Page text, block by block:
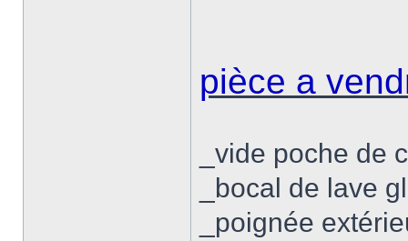
pièce a
_vide poche de
_bocal de lave
_poignée